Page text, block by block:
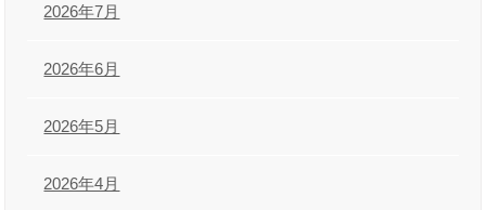
2026年7月
2026年6月
2026年5月
2026年4月